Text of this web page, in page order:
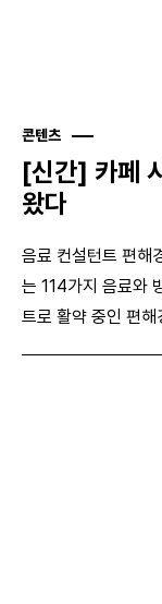
콘텐츠
[신간] 카페
왔다
음료 컨설턴트 편해
는 114가지 음료와
트로 활약 중인 편